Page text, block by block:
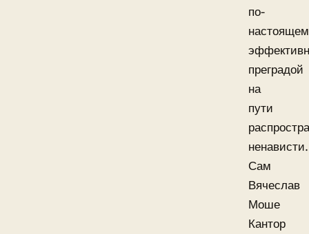
по-
преградой
на
пути
ненависти.
Сам
Вячеслав
Моше
Кантор